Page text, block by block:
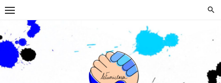
Skip
content